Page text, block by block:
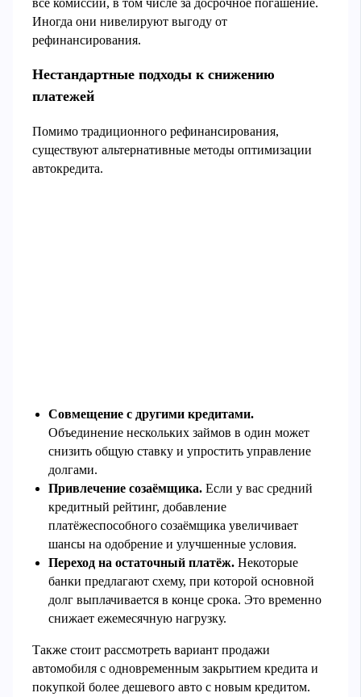
все комиссии, в том числе за досрочное погашение.
Иногда они нивелируют выгоду от
рефинансирования.
Нестандартные подходы к снижению
платежей
Помимо традиционного рефинансирования,
существуют альтернативные методы оптимизации
автокредита.
Совмещение с другими кредитами.
Объединение нескольких займов в один может
снизить общую ставку и упростить управление
долгами.
Привлечение созаёмщика. Если у вас средний
кредитный рейтинг, добавление
платёжеспособного созаёмщика увеличивает
шансы на одобрение и улучшенные условия.
Переход на остаточный платёж. Некоторые
банки предлагают схему, при которой основной
долг выплачивается в конце срока. Это временно
снижает ежемесячную нагрузку.
Также стоит рассмотреть вариант продажи
автомобиля с одновременным закрытием кредита и
покупкой более дешевого авто с новым кредитом.